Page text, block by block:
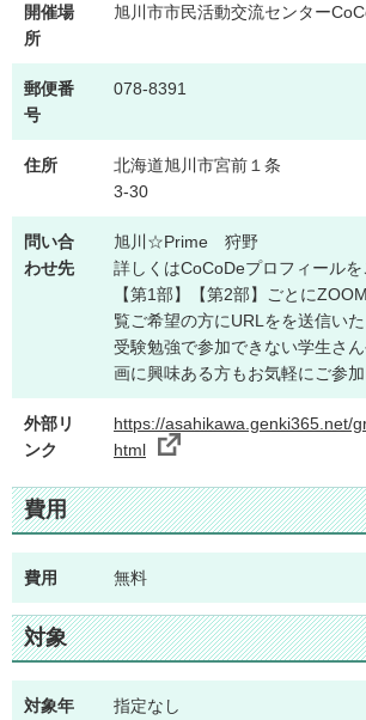
開催場
所
旭川市市民活動交流センター
郵便番
号
078-8391
住所
北海道旭川市宮前１条
3-30
問い合
わせ先
旭川☆Prime 狩野
詳しくはCoCoDeプロフィール
【第1部】【第2部】ごとに
覧ご希望の方にURLをを送信いた
受験勉強で参加できない学生さ
画に興味ある方もお気軽にご参加
外部リ
ンク
https://asahikawa.genki365.net/
html
費用
費用 無料
対象
対象年
指定なし